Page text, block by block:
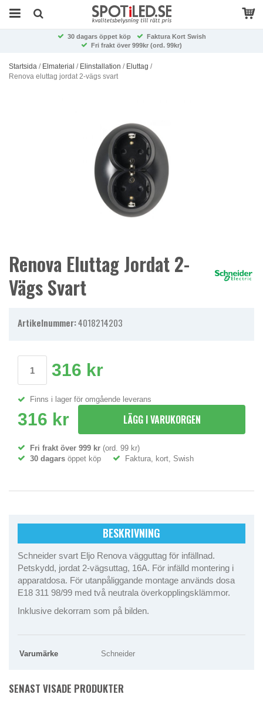
30 dagars öppet köp
Faktura Kort Swish
Fri frakt över 999kr (ord. 99kr)
Startsida / Elmaterial / Elinstallation / Eluttag /
Renova eluttag jordat 2-vägs svart
Renova Eluttag Jordat 2-
Vägs Svart
Artikelnummer:4018214203
316 kr
Finns i lager för omgående leverans
316 kr LÄGG I VARUKORGEN
Fri frakt över 999 kr (ord. 99 kr)
30 dagars öppet köp Faktura, kort, Swish
BESKRIVNING
Schneider svart Eljo Renova vägguttag för infällnad.
Petskydd, jordat 2-vägsuttag, 16A. För infälld montering i
apparatdosa. För utanpåliggande montage används dosa
E18 311 98/99 med två neutrala överkopplingsklämmor.
Inklusive dekorram som på bilden.
Varumärke Schneider
SENAST VISADE PRODUKTER